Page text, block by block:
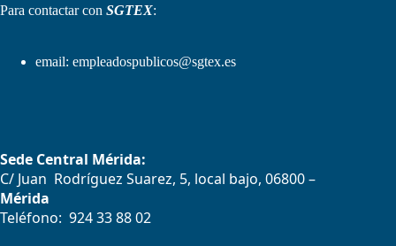
Para contactar con SGTEX:
email: empleadospublicos@sgtex.es
Sede Central Mérida:
C/ Juan Rodríguez Suarez, 5, local bajo, 06800 –
Mérida
Teléfono: 924 33 88 02